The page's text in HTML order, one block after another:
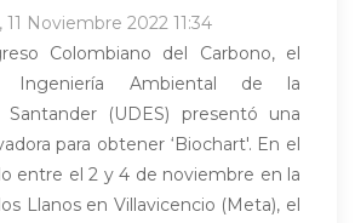
11 Noviembre 2022 11:34
Colombiano del Carbono, el
Ingeniería Ambiental de la
Santander (UDES) presentó una
para obtener ‘Biochart'. En el
entre el 2 y 4 de noviembre en la
Llanos en Villavicencio (Meta), el